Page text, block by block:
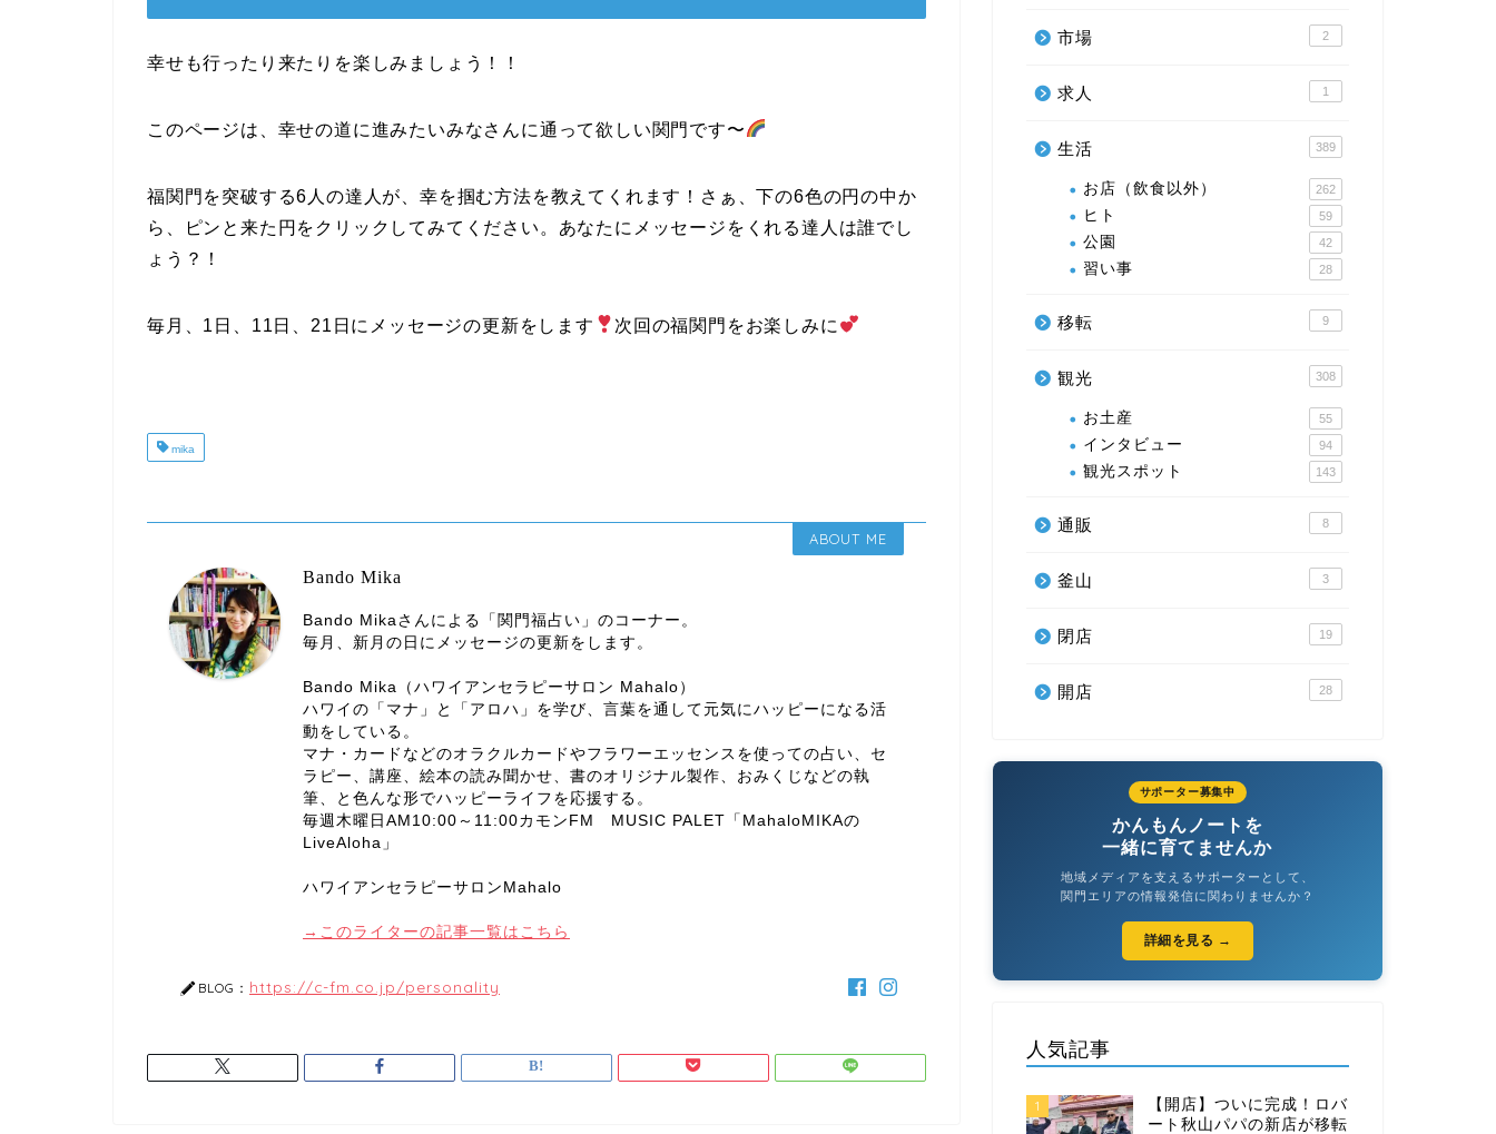
幸せも行ったり来たりを楽しみましょう！！
このページは、幸せの道に進みたいみなさんに通って欲しい関門です〜
福関門を突破する6人の達人が、幸を掴む方法を教えてくれます！さぁ、下の6色の円の中か
ら、ピンと来た円をクリックしてみてください。あなたにメッセージをくれる達人は誰でし
ょう？！
毎月、1日、11日、21日にメッセージの更新をします 次回の福関門をお楽しみに
mika
ABOUT ME
Bando Mika
Bando Mikaさんによる「関門福占い」のコーナー。
毎月、新月の日にメッセージの更新をします。
Bando Mika（ハワイアンセラピーサロン Mahalo）
ハワイの「マナ」と「アロハ」を学び、言葉を通して元気にハッピーになる活
動をしている。
マナ・カードなどのオラクルカードやフラワーエッセンスを使っての占い、セ
ラピー、講座、絵本の読み聞かせ、書のオリジナル製作、おみくじなどの執
筆、と色んな形でハッピーライフを応援する。
毎週木曜日AM10:00～11:00カモンFM MUSIC PALET「MahaloMIKAの
LiveAloha」
ハワイアンセラピーサロンMahalo
→このライターの記事一覧はこちら
BLOG： https://c-fm.co.jp/personality
市場 2
求人 1
生活 389
お店（飲食以外） 262
ヒト 59
公園 42
習い事 28
移転 9
観光 308
お土産 55
インタビュー 94
観光スポット 143
通販 8
釜山 3
閉店 19
開店 28
サポーター募集中
かんもんノートを
一緒に育てませんか
地域メディアを支えるサポーターとして、
関門エリアの情報発信に関わりませんか？
詳細を見る →
人気記事
1
【開店】ついに完成！ロバ
ート秋山パパの新店が移転